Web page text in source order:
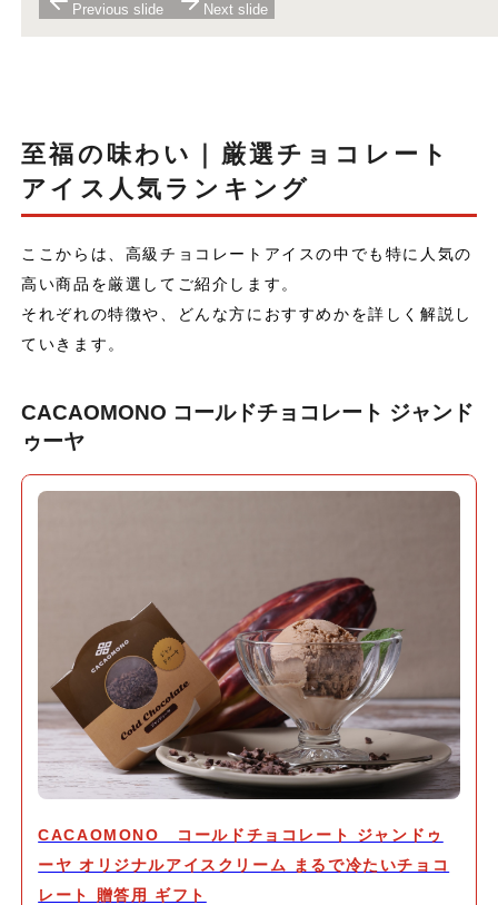
Previous slide Next slide
至福の味わい｜厳選チョコレート
アイス人気ランキング
ここからは、高級チョコレートアイスの中でも特に人気の
高い商品を厳選してご紹介します。
それぞれの特徴や、どんな方におすすめかを詳しく解説し
ていきます。
CACAOMONO コールドチョコレート ジャンド
ゥーヤ
CACAOMONO コールドチョコレート ジャンドゥ
ーヤ オリジナルアイスクリーム まるで冷たいチョコ
レート 贈答用 ギフト